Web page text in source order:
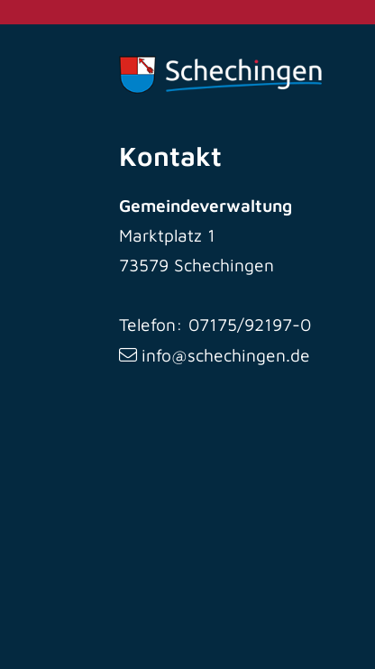
Kontakt
Gemeindeverwaltung
Marktplatz 1
73579 Schechingen
Telefon: 07175/92197-0
info@schechingen.de